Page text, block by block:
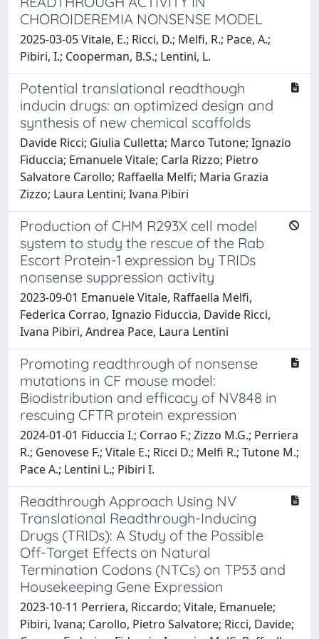
CHOROIDEREMIA NONSENSE MODEL
2025-03-05 Vitale, E.; Ricci, D.; Melfi, R.; Pace, A.;
Pibiri, I.; Cooperman, B.S.; Lentini, L.
Potential translational readthough
inducin drugs: an optimized design and
synthesis of new chemical scaffolds
Davide Ricci; Giulia Culletta; Marco Tutone; Ignazio
Fiduccia; Emanuele Vitale; Carla Rizzo; Pietro
Salvatore Carollo; Raffaella Melfi; Maria Grazia
Zizzo; Laura Lentini; Ivana Pibiri
Production of CHM R293X cell model
system to study the rescue of the Rab
Escort Protein-1 expression by TRIDs
nonsense suppression activity
2023-09-01 Emanuele Vitale, Raffaella Melfi,
Federica Corrao, Ignazio Fiduccia, Davide Ricci,
Ivana Pibiri, Andrea Pace, Laura Lentini
Promoting readthrough of nonsense
mutations in CF mouse model:
Biodistribution and efficacy of NV848 in
rescuing CFTR protein expression
2024-01-01 Fiduccia I.; Corrao F.; Zizzo M.G.; Perriera
R.; Genovese F.; Vitale E.; Ricci D.; Melfi R.; Tutone M.;
Pace A.; Lentini L.; Pibiri I.
Readthrough Approach Using NV
Translational Readthrough-Inducing
Drugs (TRIDs): A Study of the Possible
Off-Target Effects on Natural
Termination Codons (NTCs) on TP53 and
Housekeeping Gene Expression
2023-10-11 Perriera, Riccardo; Vitale, Emanuele;
Pibiri, Ivana; Carollo, Pietro Salvatore; Ricci, Davide;